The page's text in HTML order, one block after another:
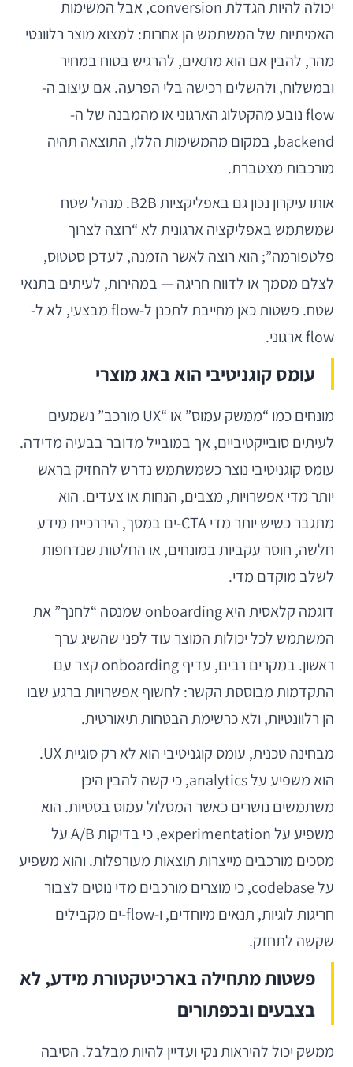
יכולה להיות הגדלת conversion, אבל המשימות
האמיתיות של המשתמש הן אחרות: למצוא מוצר רלוונטי
מהר, להבין אם הוא מתאים, להרגיש בטוח במחיר
ובמשלוח, ולהשלים רכישה בלי הפרעה. אם עיצוב ה-
flow נובע מהקטלוג הארגוני או מהמבנה של ה-
backend, במקום מהמשימות הללו, התוצאה תהיה
מורכבות מצטברת.
אותו עיקרון נכון גם באפליקציות B2B. מנהל שטח
שמשתמש באפליקציה ארגונית לא “רוצה לצרוך
פלטפורמה”; הוא רוצה לאשר הזמנה, לעדכן סטטוס,
לצלם מסמך או לדווח חריגה — במהירות, לעיתים בתנאי
שטח. פשטות כאן מחייבת לתכנן ל-flow מבצעי, לא ל-
flow ארגוני.
עומס קוגניטיבי הוא באג מוצרי
מונחים כמו “ממשק עמוס” או “UX מורכב” נשמעים
לעיתים סובייקטיביים, אך במובייל מדובר בבעיה מדידה.
עומס קוגניטיבי נוצר כשמשתמש נדרש להחזיק בראש
יותר מדי אפשרויות, מצבים, הנחות או צעדים. הוא
מתגבר כשיש יותר מדי CTA-ים במסך, היררכיית מידע
חלשה, חוסר עקביות במונחים, או החלטות שנדחפות
לשלב מוקדם מדי.
דוגמה קלאסית היא onboarding שמנסה “לחנך” את
המשתמש לכל יכולות המוצר עוד לפני שהשיג ערך
ראשון. במקרים רבים, עדיף onboarding קצר עם
התקדמות מבוססת הקשר: לחשוף אפשרויות ברגע שבו
הן רלוונטיות, ולא כרשימת הבטחות תיאורטית.
מבחינה טכנית, עומס קוגניטיבי הוא לא רק סוגיית UX.
הוא משפיע על analytics, כי קשה להבין היכן
משתמשים נושרים כאשר המסלול עמוס בסטיות. הוא
משפיע על experimentation, כי בדיקות A/B על
מסכים מורכבים מייצרות תוצאות מעורפלות. והוא משפיע
על codebase, כי מוצרים מורכבים מדי נוטים לצבור
חריגות לוגיות, תנאים מיוחדים, ו-flow-ים מקבילים
שקשה לתחזק.
פשטות מתחילה בארכיטקטורת מידע, לא
בצבעים ובכפתורים
ממשק יכול להיראות נקי ועדיין להיות מבלבל. הסיבה